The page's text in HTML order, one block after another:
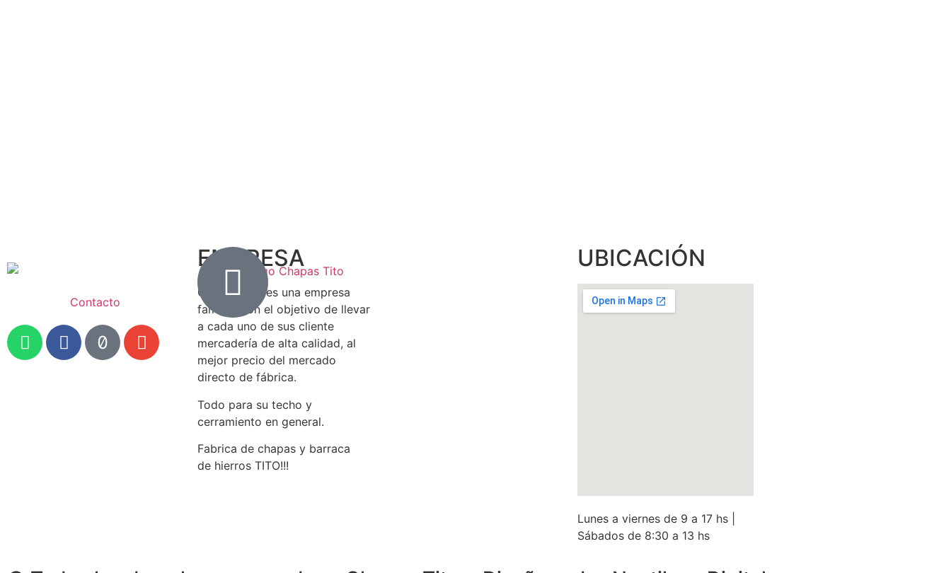
Contacto
EMPRESA
Chapas Tito es una empresa
familiar con el objetivo de llevar
a cada uno de sus cliente
mercadería de alta calidad, al
mejor precio del mercado
directo de fábrica.
Todo para su techo y
cerramiento en general.
Fabrica de chapas y barraca
de hierros TITO!!!
UBICACIÓN
Lunes a viernes de 9 a 17 hs |
Sábados de 8:30 a 13 hs